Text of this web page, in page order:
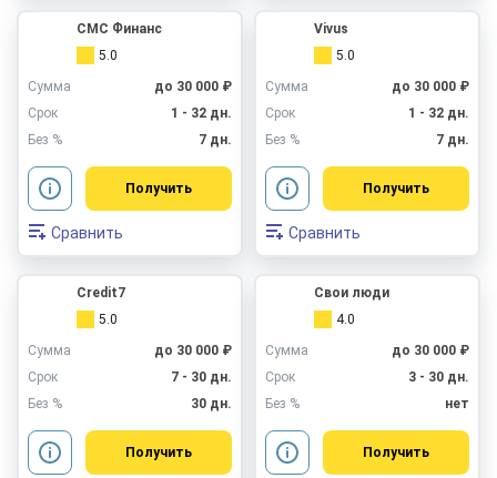
СМС Финанс
5.0
Сумма
до 30 000 ₽
Срок
1 - 32 дн.
Без %
7 дн.
Получить
Сравнить
Vivus
5.0
Сумма
до 30 000 ₽
Срок
1 - 32 дн.
Без %
7 дн.
Получить
Сравнить
Credit7
5.0
Сумма
до 30 000 ₽
Срок
7 - 30 дн.
Без %
30 дн.
Получить
Свои люди
4.0
Сумма
до 30 000 ₽
Срок
3 - 30 дн.
Без %
нет
Получить